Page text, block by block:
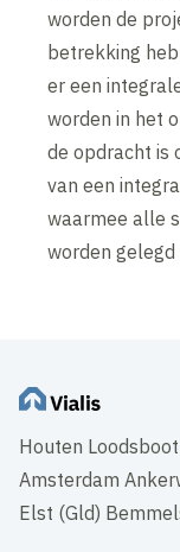
worden de
betrekking
er een
worden in het
de opdracht is
van een
waarmee alle
worden
Houten
Amsterdam
Elst (Gld)